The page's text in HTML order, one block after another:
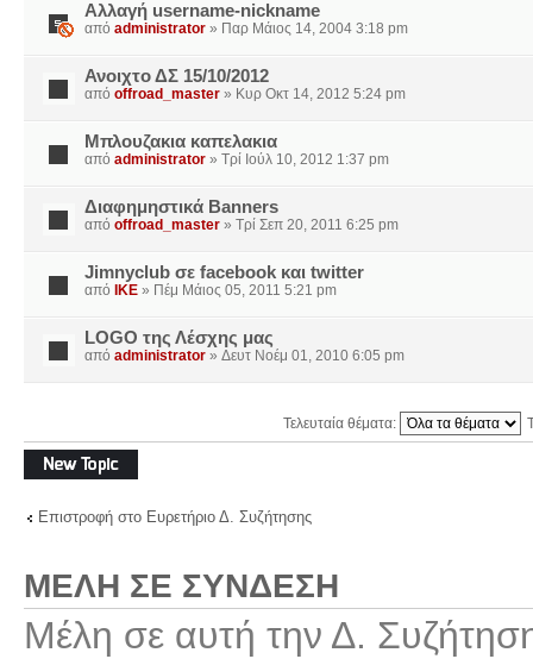
Αλλαγή username-nickname
από administrator » Παρ Μάιος 14, 2004 3:18 pm
Ανοιχτο ΔΣ 15/10/2012
από offroad_master » Κυρ Οκτ 14, 2012 5:24 pm
Μπλουζακια καπελακια
από administrator » Τρί Ιούλ 10, 2012 1:37 pm
Διαφημηστικά Banners
από offroad_master » Τρί Σεπ 20, 2011 6:25 pm
Jimnyclub σε facebook και twitter
από IKE » Πέμ Μάιος 05, 2011 5:21 pm
LOGO της Λέσχης μας
από administrator » Δευτ Νοέμ 01, 2010 6:05 pm
Τελευταία θέματα:
Δημιουργία νέου
θέματος
Επιστροφή στο Ευρετήριο Δ. Συζήτησης
ΜΈΛΗ ΣΕ ΣΎΝΔΕΣΗ
Μέλη σε αυτή την Δ.